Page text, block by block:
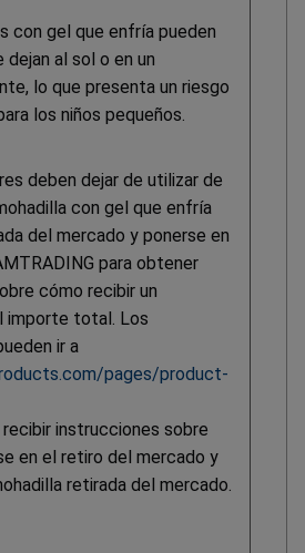
con gel que enfría pueden
al sol o en un
lo que presenta un riesgo
los niños pequeños.
deben dejar de utilizar de
con gel que enfría
del mercado y ponerse en
para obtener
cómo recibir un
importe total. Los
ir a
pages/product-
recibir instrucciones sobre
en el retiro del mercado y
retirada del mercado.